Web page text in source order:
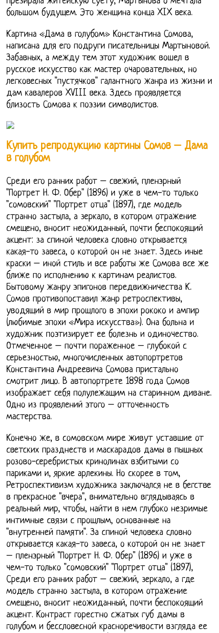
большом будущем. Это женщина конца XIX века.
Картина «Дама в голубом» Константина Сомова,
написана для его подруги писательницы Мартыновой.
Забавных, а между тем этот художник вошел в
русское искусство как мастер очаровательных, но
легковесных "пустячков" галантного жанра из жизни и
дам кавалеров XVIII века. Здесь проявляется
близость Сомова к поэзии символистов.
Купить репродукцию картины Сомов – Дама
в голубом
Среди его ранних работ – свежий, пленэрный
"Портрет Н. Ф. Обер" (1896) и уже в чем-то только
"сомовский" "Портрет отца" (1897), где модель
странно застыла, а зеркало, в котором отражение
смещено, вносит неожиданный, почти беспокоящий
акцент: за спиной человека словно открывается
какая-то завеса, о которой он не знает. Здесь иные
краски – иной стиль и все работы же Сомова все же
ближе по исполнению к картинам реалистов.
Бытовому жанру эпигонов передвижничества К.
Сомов противопоставил жанр ретроспективы,
уводящий в мир прошлого в эпохи рококо и ампир
(любимые эпохи «Мира искусства»). Она больна и
художник поэтизирует ее болезнь и одиночество.
Отмеченное – почти пораженное – глубокой с
серьезностью, многочисленных автопортретов
Константина Андреевича Сомова пристально
смотрит лицо. В автопортрете 1898 года Сомов
изображает себя полулежащим на старинном диване.
Одно из проявлений этого – отточенность
мастерства.
Конечно же, в сомовском мире живут уставшие от
светских празднеств и маскарадов дамы в пышных
розово-серебристых кринолинах взбитыми со
париками и, яркие арлекины. Но скорее в том,
Ретроспективизм художника заключался не в бегстве
в прекрасное "вчера", внимательно вглядываясь в
реальный мир, чтобы, найти в нем глубоко незримые
интимные связи с прошлым, основанные на
"внутренней памяти". За спиной человека словно
открывается какая-то завеса, о которой он не знает
– пленэрный "Портрет Н. Ф. Обер" (1896) и уже в
чем-то только "сомовский" "Портрет отца" (1897),
Среди его ранних работ – свежий, зеркало, а где
модель странно застыла, в котором отражение
смещено, вносит неожиданный, почти беспокоящий
акцент. Контраст горестно сжатых губ дамы в
голубом и бессловесной красноречивости взгляда ее